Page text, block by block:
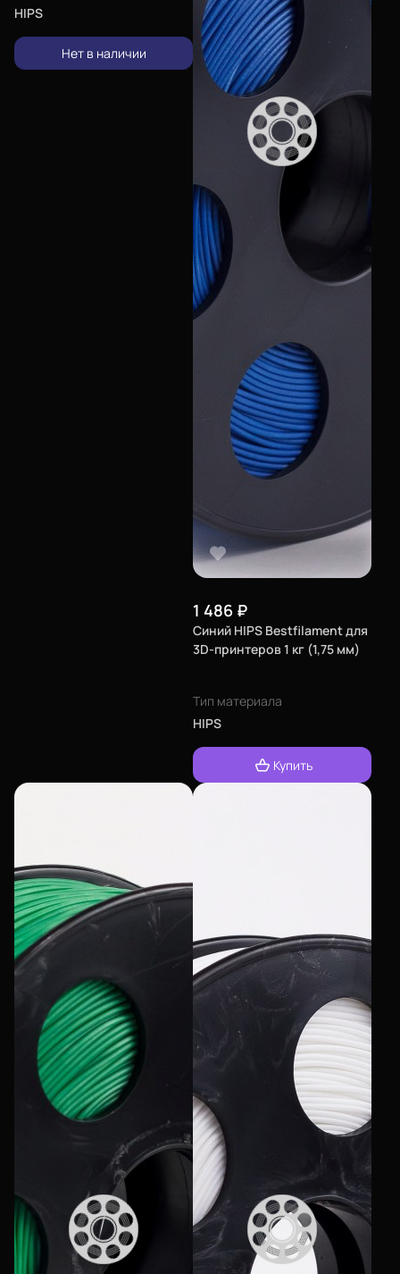
HIPS
Нет в наличии
1 486 ₽
Синий HIPS Bestfilament для
3D-принтеров 1 кг (1,75 мм)
Тип материала
HIPS
Купить
Еще
Войти
О нас
Филиалы
Сертификаты
Система скидок
Оплата и доставка
Для крупных 3D-печатников